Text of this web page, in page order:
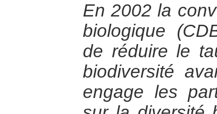
En 2002 la
biologique
de réduire le
biodiversité
engage les